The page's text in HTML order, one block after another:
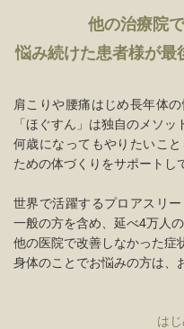
他の治療院
悩み続けた患者様が最
肩こりや腰痛はじめ⻑年体
「ほぐすん」は独⾃のメソッ
何歳になってもやりたいこ
ための体づくりをサポートし
世界で活躍するプロアスリ
一般の方を含め、延べ4万人
他の医院で改善しなかった症
身体のことでお悩みの⽅は、
は